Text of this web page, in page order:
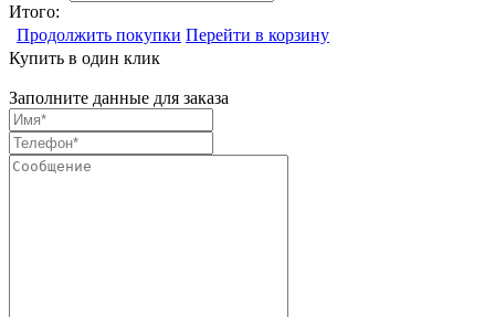
Итого:
Продолжить покупки Перейти в корзину
Купить в один клик
Заполните данные для заказа